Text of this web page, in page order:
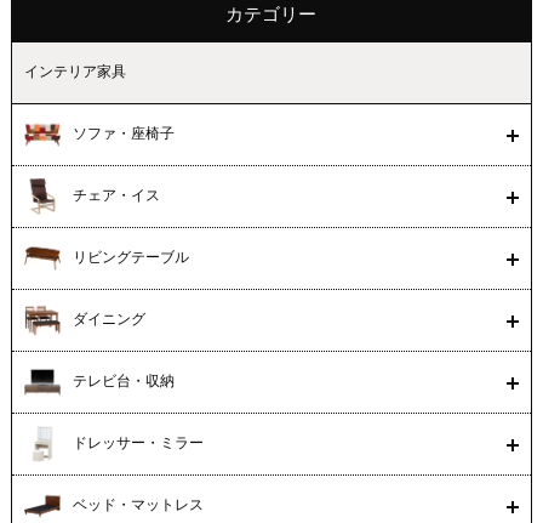
カテゴリー
インテリア家具
ソファ・座椅子
チェア・イス
リビングテーブル
ダイニング
テレビ台・収納
ドレッサー・ミラー
ベッド・マットレス